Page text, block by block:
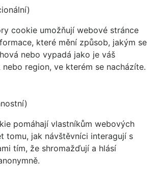
cookie umožňují webové stránce
které mění způsob, jakým se
nebo vypadá jako je váš
region, ve kterém se nacházíte.
pomáhají vlastníkům webových
tomu, jak návštěvníci interagují s
tím, že shromažďují a hlásí